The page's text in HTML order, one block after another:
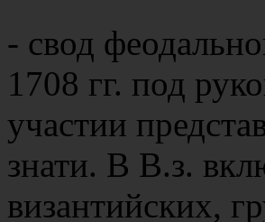
- свод
1708 гг. под
участии
знати. В В.з.
византийских,